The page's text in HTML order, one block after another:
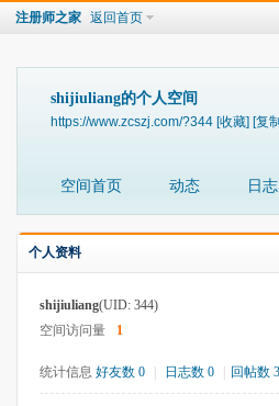
注册师之家 返回首页
shijiuliang的个人空间
https://www.zcszj.com/?344 [收藏] [复
空间首页 动态 日志
个人资料
shijiuliang(UID: 344)
空间访问量
1
统计信息 好友数 0 日志数 0 回帖数